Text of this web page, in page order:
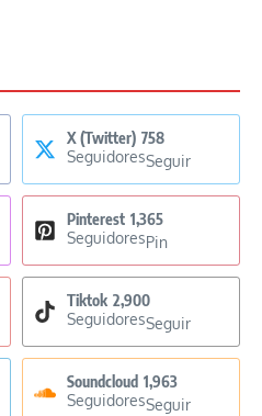
X (Twitter) 758
SeguidoresSeguir
Pinterest 1,365
SeguidoresPin
Tiktok 2,900
SeguidoresSeguir
Soundcloud 1,963
SeguidoresSeguir